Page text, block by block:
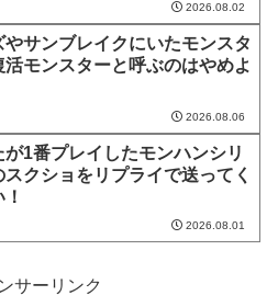
2026.08.02
やサンブレイクにいたモンスタ
活モンスターと呼ぶのはやめよ
2026.08.06
が1番プレイしたモンハンシリ
スクショをリプライで送ってく
2026.08.01
サーリンク